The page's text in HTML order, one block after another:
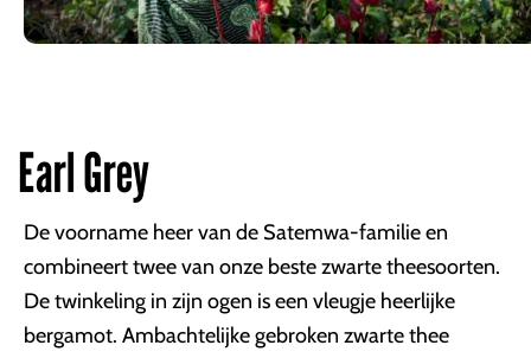
Earl Grey
De voorname heer van de Satemwa-familie en
combineert twee van onze beste zwarte theesoorten.
De twinkeling in zijn ogen is een vleugje heerlijke
bergamot. Ambachtelijke gebroken zwarte thee